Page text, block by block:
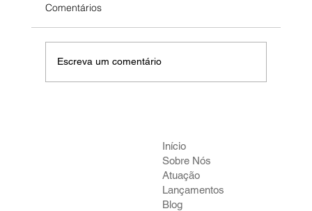
Comentários
Escreva um comentário
Início
Sobre Nós
Atuação
Lançamentos
Blog